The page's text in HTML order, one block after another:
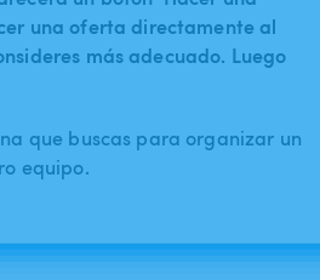
una oferta directamente al
más adecuado. Luego
que buscas para organizar un
equipo.